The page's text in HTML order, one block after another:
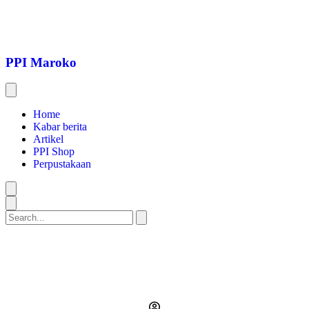
PPI Maroko
Home
Kabar berita
Artikel
PPI Shop
Perpustakaan
Search